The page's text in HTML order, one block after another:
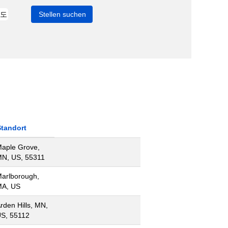
Grove,
US, 55311
US
Hills, MN,
55112